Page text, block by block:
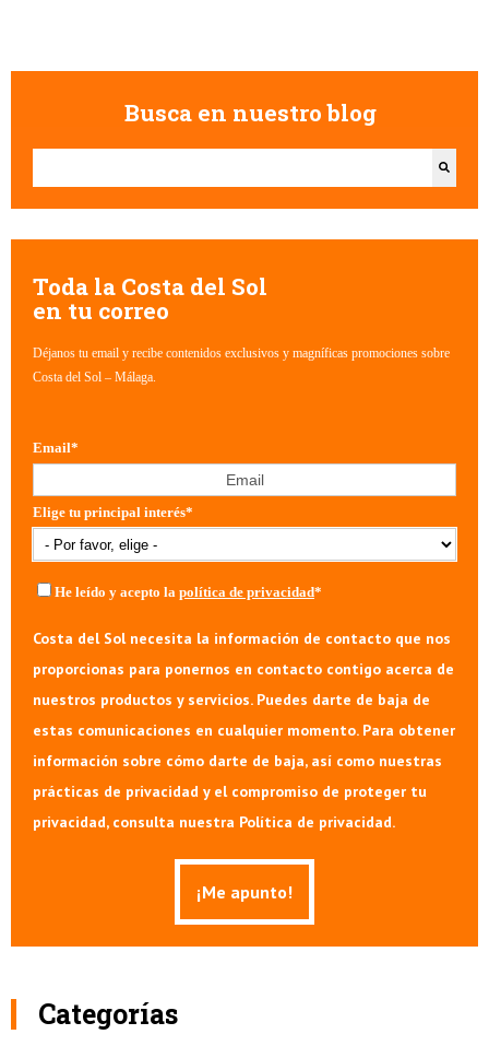
Busca en nuestro blog
Esto es un campo de búsqueda con una función de texto predictivo.
Toda la Costa del Sol
en tu correo
Déjanos tu email y recibe contenidos exclusivos y magníficas promociones sobre
Costa del Sol – Málaga.
Email*
Elige tu principal interés*
He leído y acepto la política de privacidad*
Costa del Sol necesita la información de contacto que nos
proporcionas para ponernos en contacto contigo acerca de
nuestros productos y servicios. Puedes darte de baja de
estas comunicaciones en cualquier momento. Para obtener
información sobre cómo darte de baja, así como nuestras
prácticas de privacidad y el compromiso de proteger tu
privacidad, consulta nuestra Política de privacidad.
Categorías